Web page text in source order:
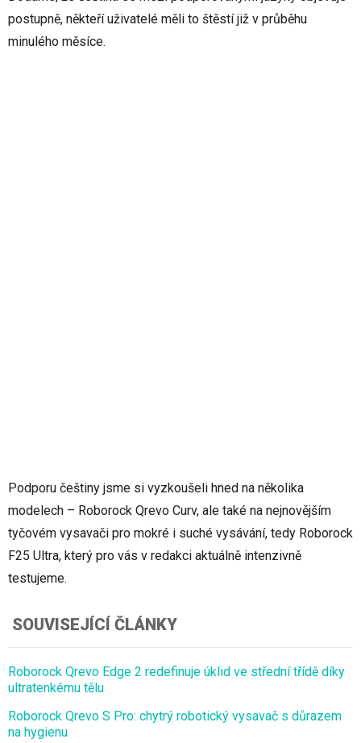
postupně, někteří uživatelé měli to štěstí již v průběhu
minulého měsíce.
Podporu češtiny jsme si vyzkoušeli hned na několika
modelech – Roborock Qrevo Curv, ale také na nejnovějším
tyčovém vysavači pro mokré i suché vysávání, tedy Roborock
F25 Ultra, který pro vás v redakci aktuálně intenzivně
testujeme.
SOUVISEJÍCÍ ČLÁNKY
Roborock Qrevo Edge 2 redefinuje úklid ve střední třídě díky
ultratenkému tělu
Roborock Qrevo S Pro: chytrý robotický vysavač s důrazem
na hygienu